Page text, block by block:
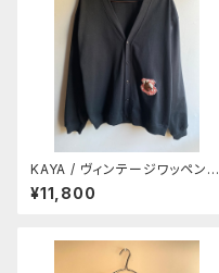
KAYA / ヴィンテージワッペン付
きカーディガン
¥11,800